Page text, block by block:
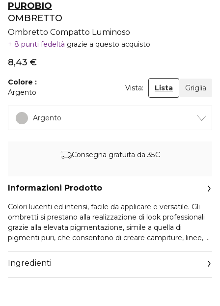
PUROBIO
OMBRETTO
Ombretto Compatto Luminoso
8 punti fedeltà grazie a questo acquisto
8,43 €
Colore
Argento
Vista: Lista Griglia
Argento
Consegna gratuita da 35€
Informazioni Prodotto
Colori lucenti ed intensi, facile da applicare e versatile. Gli
ombretti si prestano alla realizzazione di look professionali
grazie alla elevata pigmentazione, simile a quella di
pigmenti puri, che consentono di creare campiture, linee, e
Ingredienti